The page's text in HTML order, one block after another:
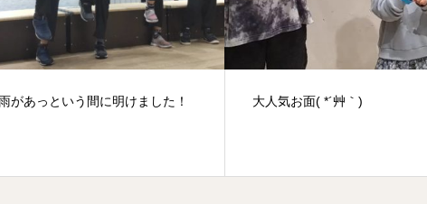
大人気お面( *´艸｀) 暑い暑い夏に10月のお話